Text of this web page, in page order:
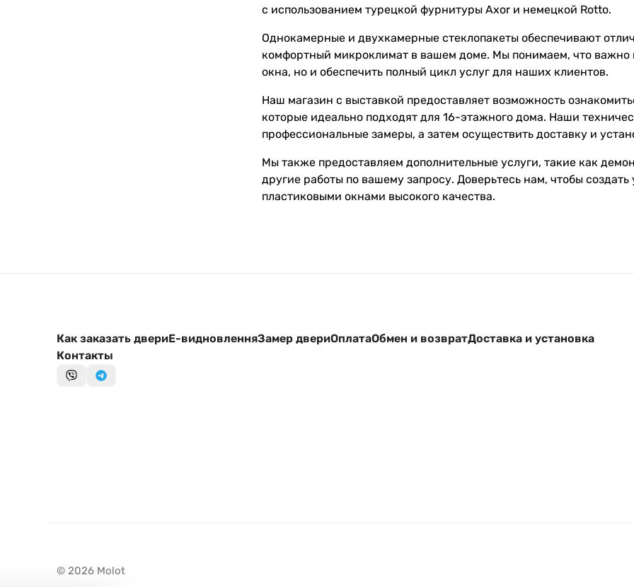
с использованием турецкой фурнитуры Axor и немецкой Rotto.
Однокамерные и двухкамерные стеклопакеты обеспечивают
комфортный микроклимат в вашем доме. Мы понимаем, что важно
окна, но и обеспечить полный цикл услуг для наших клиентов.
Наш магазин с выставкой предоставляет возможность
которые идеально подходят для 16-этажного дома. Наши
профессиональные замеры, а затем осуществить доставку и
Мы также предоставляем дополнительные услуги, такие как
другие работы по вашему запросу. Доверьтесь нам, чтобы
пластиковыми окнами высокого качества.
Как заказать двериЕ-видновленняЗамер двериОплатаОбмен и возвратДоставка и установка
Контакты
© 2026 Molot